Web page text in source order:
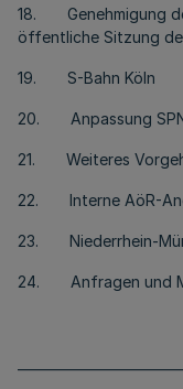
18. Genehmigung
öffentliche Sitzung
19. S-Bahn Köln
20. Anpassung
21. Weiteres
22. Interne AöR-
23. Niederrhein-
24. Anfragen und